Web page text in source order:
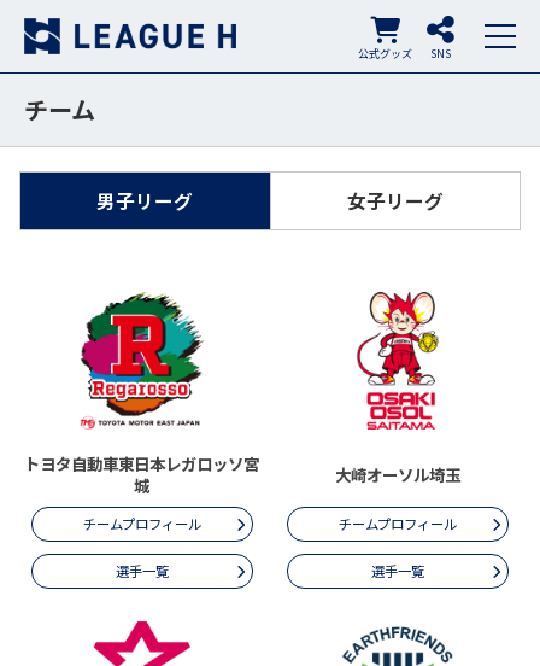
SNS
公式グッズ
チーム
男子リーグ 女子リーグ
トヨタ自動車東日本レガロッソ宮
城
チームプロフィール
選手一覧
大崎オーソル埼玉
チームプロフィール
選手一覧